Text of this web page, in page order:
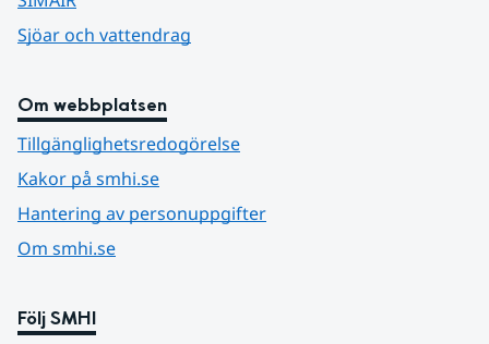
Sjöar och vattendrag
Om webbplatsen
Tillgänglighetsredogörelse
Kakor på smhi.se
Hantering av personuppgifter
Om smhi.se
Följ SMHI